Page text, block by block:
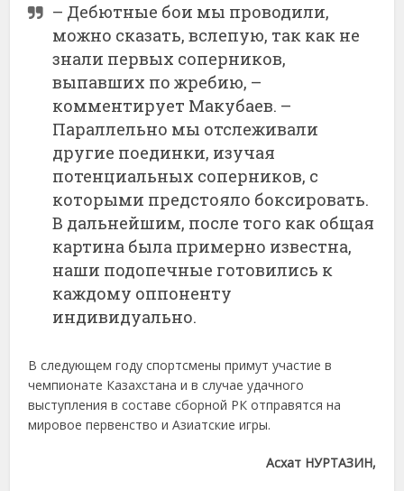
– Дебютные бои мы проводили,
можно сказать, вслепую, так как не
знали первых соперников,
выпавших по жребию, –
комментирует Макубаев. –
Параллельно мы отслеживали
другие поединки, изучая
потенциальных соперников, с
которыми предстояло боксировать.
В дальнейшим, после того как общая
картина была примерно известна,
наши подопечные готовились к
каждому оппоненту
индивидуально.
В следующем году спортсмены примут участие в
чемпионате Казахстана и в случае удачного
выступления в составе сборной РК отправятся на
мировое первенство и Азиатские игры.
Асхат НУРТАЗИН,